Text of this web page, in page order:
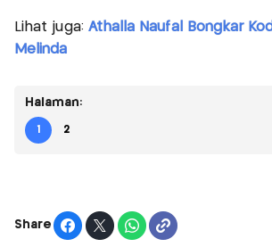
Lihat juga: Athalla Naufal Bongkar
Melinda
Halaman:
1 2
Share